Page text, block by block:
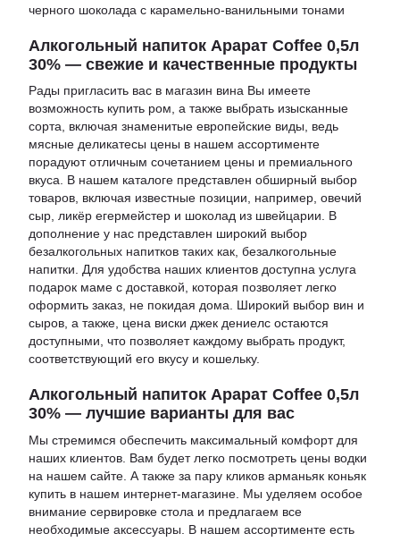
черного шоколада с карамельно-ванильными тонами
Алкогольный напиток Арарат Coffee 0,5л
30% — свежие и качественные продукты
Рады пригласить вас в магазин вина Вы имеете
возможность купить ром, а также выбрать изысканные
сорта, включая знаменитые европейские виды, ведь
мясные деликатесы цены в нашем ассортименте
порадуют отличным сочетанием цены и премиального
вкуса. В нашем каталоге представлен обширный выбор
товаров, включая известные позиции, например, овечий
сыр, ликёр егермейстер и шоколад из швейцарии. В
дополнение у нас представлен широкий выбор
безалкогольных напитков таких как, безалкогольные
напитки. Для удобства наших клиентов доступна услуга
подарок маме с доставкой, которая позволяет легко
оформить заказ, не покидая дома. Широкий выбор вин и
сыров, а также, цена виски джек дениелс остаются
доступными, что позволяет каждому выбрать продукт,
соответствующий его вкусу и кошельку.
Алкогольный напиток Арарат Coffee 0,5л
30% — лучшие варианты для вас
Мы стремимся обеспечить максимальный комфорт для
наших клиентов. Вам будет легко посмотреть цены водки
на нашем сайте. А также за пару кликов арманьяк коньяк
купить в нашем интернет-магазине. Мы уделяем особое
внимание сервировке стола и предлагаем все
необходимые аксессуары. В нашем ассортименте есть